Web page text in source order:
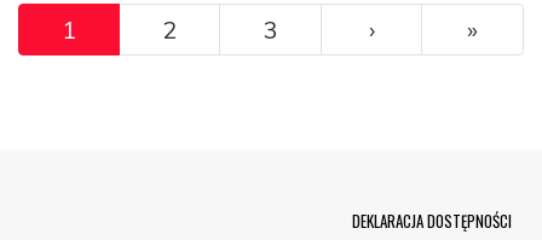
Pagination
1 2 3 ››› »
DEKLARACJA DOSTĘPNOŚCI